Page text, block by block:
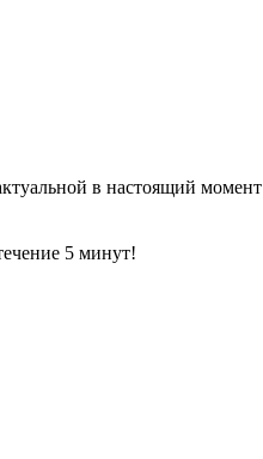
в настоящий момент
5 минут!